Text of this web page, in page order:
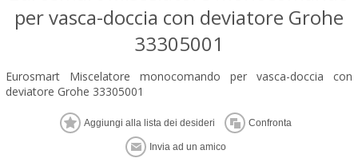
per vasca-doccia con deviatore Grohe
33305001
Eurosmart Miscelatore monocomando per vasca-doccia con
deviatore Grohe 33305001